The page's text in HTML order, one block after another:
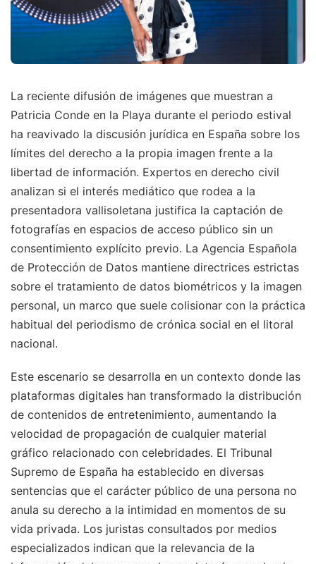
La reciente difusión de imágenes que muestran a
Patricia Conde en la Playa durante el periodo estival
ha reavivado la discusión jurídica en España sobre los
límites del derecho a la propia imagen frente a la
libertad de información. Expertos en derecho civil
analizan si el interés mediático que rodea a la
presentadora vallisoletana justifica la captación de
fotografías en espacios de acceso público sin un
consentimiento explícito previo. La Agencia Española
de Protección de Datos mantiene directrices estrictas
sobre el tratamiento de datos biométricos y la imagen
personal, un marco que suele colisionar con la práctica
habitual del periodismo de crónica social en el litoral
nacional.
Este escenario se desarrolla en un contexto donde las
plataformas digitales han transformado la distribución
de contenidos de entretenimiento, aumentando la
velocidad de propagación de cualquier material
gráfico relacionado con celebridades. El Tribunal
Supremo de España ha establecido en diversas
sentencias que el carácter público de una persona no
anula su derecho a la intimidad en momentos de su
vida privada. Los juristas consultados por medios
especializados indican que la relevancia de la